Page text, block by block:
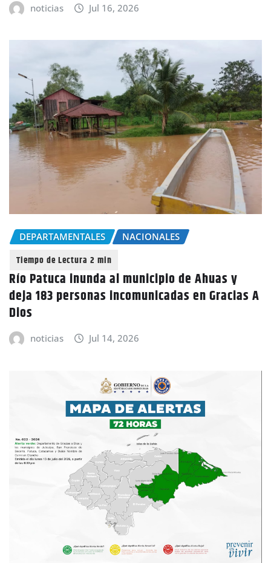
noticias Jul 16, 2026
DEPARTAMENTALES NACIONALES
Río Patuca inunda al municipio de Ahuas y
deja 183 personas incomunicadas en Gracias A
Dios
noticias Jul 14, 2026